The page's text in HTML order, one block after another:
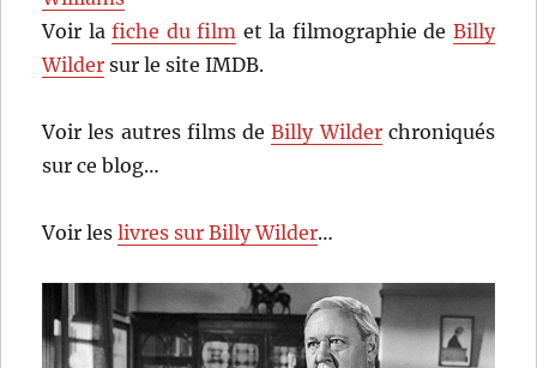
Voir lafiche du film et la filmographie de Billy
Wilder sur le site IMDB.
Voir les autres films deBilly Wilderchroniqués
sur ce blog…
Voir leslivres sur Billy Wilder…